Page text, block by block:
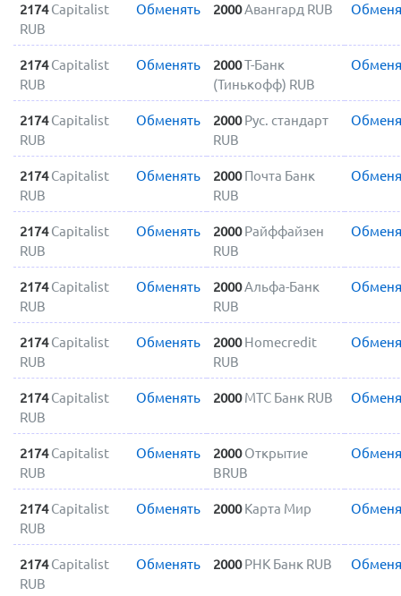
2174 Capitalist
RUB
Обменять 2000Авангард RUB
2174 Capitalist
RUB
Обменять 2000Т-Банк
(Тинькофф) RUB
2174 Capitalist
RUB
Обменять 2000 Рус. стандарт
RUB
2174 Capitalist
RUB
Обменять 2000 Почта Банк
RUB
2174 Capitalist
RUB
Обменять 2000 Райффайзен
RUB
2174 Capitalist
RUB
Обменять 2000Альфа-Банк
RUB
2174 Capitalist
RUB
Обменять 2000 Homecredit
RUB
2174 Capitalist
RUB
Обменять 2000 МТС Банк RUB
2174 Capitalist
RUB
Обменять 2000 Открытие
BRUB
2174 Capitalist
RUB
Обменять 2000 Карта Мир
2174 Capitalist
RUB
Обменять 2000 РНК Банк RUB